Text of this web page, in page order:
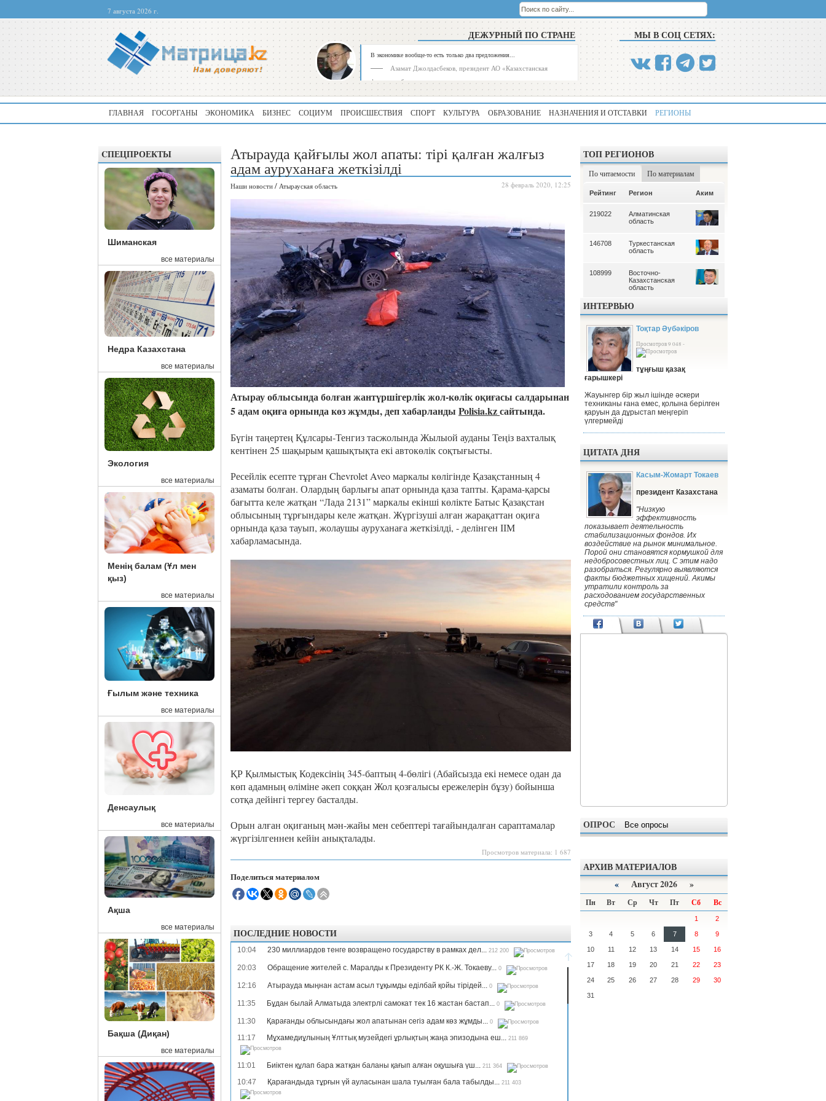
7 августа 2026 г.
ДЕЖУРНЫЙ ПО СТРАНЕ
В экономике вообще-то есть только два предложения...
Азамат Джолдасбеков, президент АО «Казахстанская
фондовая биржа»
МЫ В СОЦ СЕТЯХ:
ГЛАВНАЯ ГОСОРГАНЫ ЭКОНОМИКА БИЗНЕС СОЦИУМ ПРОИСШЕСТВИЯ СПОРТ КУЛЬТУРА ОБРАЗОВАНИЕ НАЗНАЧЕНИЯ И ОТСТАВКИ РЕГИОНЫ
CПЕЦПРОЕКТЫ
Шиманская
все материалы
Недра Казахстана
все материалы
Экология
все материалы
Менің балам (Ұл мен
қыз)
все материалы
Ғылым және техника
все материалы
Денсаулық
все материалы
Ақша
все материалы
Бақша (Диқан)
все материалы
Атырауда қайғылы жол апаты: тірі қалған жалғыз
адам ауруханаға жеткізілді
Наши новости / Атырауская область 28 февраль 2020, 12:25
Атырау облысында болған жантүршігерлік жол-көлік оқиғасы салдарынан
5 адам оқиға орнында көз жұмды, деп хабарланды Polisia.kzсайтында.
Бүгін таңертең Құлсары-Тенгиз тасжолында Жылыой ауданы Теңіз вахталық
кентінен 25 шақырым қашықтықта екі автокөлік соқтығысты.
Ресейлік есепте тұрған Chevrolet Aveo маркалы көлігінде Қазақстанның 4
азаматы болған. Олардың барлығы апат орнында қаза тапты. Қарама-қарсы
бағытта келе жатқан “Лада 2131” маркалы екінші көлікте Батыс Қазақстан
облысының тұрғындары келе жатқан. Жүргізуші алған жарақаттан оқиға
орнында қаза тауып, жолаушы ауруханаға жеткізілді, - делінген ІІМ
хабарламасында.
ҚР Қылмыстық Кодексінің 345-баптың 4-бөлігі (Абайсызда екі немесе одан да
көп адамның өліміне әкеп соққан Жол қозғалысы ережелерін бұзу) бойынша
сотқа дейінгі тергеу басталды.
Орын алған оқиғаның мән-жайы мен себептері тағайындалған сараптамалар
жүргізілгеннен кейін анықталады.
Просмотров материала: 1 687
Поделиться материалом
ПОСЛЕДНИЕ НОВОСТИ
10:04 230 миллиардов тенге возвращено государству в рамках дел... 212 200
20:03 Обращение жителей с. Маралды к Президенту РК К.-Ж. Токаеву... 0
12:16 Атырауда мыңнан астам асыл тұқымды еділбай қойы тірідей... 0
11:35 Бұдан былай Алматыда электрлі самокат тек 16 жастан бастап... 0
11:30 Қарағанды облысындағы жол апатынан сегіз адам көз жұмды... 0
11:17 Мұхамедиұлының Ұлттық музейдегі ұрлықтың жаңа эпизодына еш... 211 869
11:01 Биіктен құлап бара жатқан баланы қағып алған оқушыға үш... 211 364
10:47 Қарағандыда тұрғын үй ауласынан шала туылған бала табылды... 211 403
ТОП РЕГИОНОВ
По читаемости По материалам
195
Туркестанская
область
180
Северо-
Казахстанская
область
Рейтинг Регион Аким
219022
Алматинская
область
146708
Туркестанская
область
108999
Восточно-
Казахстанская
область
ИНТЕРВЬЮ
Тоқтар Әубәкіров
Просмотров 9 048 -
тұңғыш қазақ
ғарышкері
Жауынгер бір жыл ішінде әскери
техниканы ғана емес, қолына берілген
қаруын да дұрыстап меңгеріп
үлгермейді
ЦИТАТА ДНЯ
Касым-Жомарт Токаев
президент Казахстана
"Низкую
эффективность
показывает деятельность
стабилизационных фондов. Их
воздействие на рынок минимальное.
Порой они становятся кормушкой для
недобросовестных лиц. С этим надо
разобраться. Регулярно выявляются
факты бюджетных хищений. Акимы
утратили контроль за
расходованием государственных
средств"
ОПРОС Все опросы
АРХИВ МАТЕРИАЛОВ
«Август 2026 »
Пн Вт Ср Чт Пт Сб Вс
1 2
3 4 5 6 7 8 9
10 11 12 13 14 15 16
17 18 19 20 21 22 23
24 25 26 27 28 29 30
31